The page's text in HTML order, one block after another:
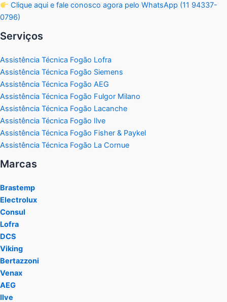
Clique aqui e fale conosco agora pelo WhatsApp (11 94337-
0796)
Serviços
Assistência Técnica Fogão Lofra
Assistência Técnica Fogão Siemens
Assistência Técnica Fogão AEG
Assistência Técnica Fogão Fulgor Milano
Assistência Técnica Fogão Lacanche
Assistência Técnica Fogão Ilve
Assistência Técnica Fogão Fisher & Paykel
Assistência Técnica Fogão La Cornue
Marcas
Brastemp
Electrolux
Consul
Lofra
DCS
Viking
Bertazzoni
Venax
AEG
Ilve